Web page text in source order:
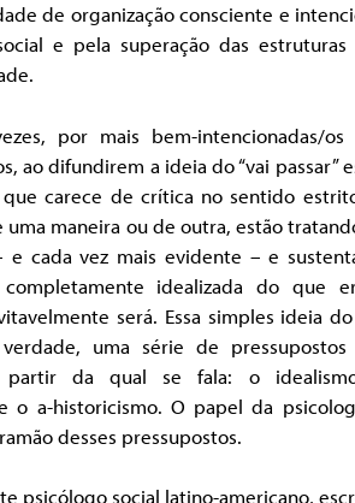
de organização consciente e
e pela superação das estruturas
por mais bem-intencionadas/os
ao difundirem a ideia do “vai passar”
carece de crítica no sentido
maneira ou de outra, estão
cada vez mais evidente – e
idealizada do que
será. Essa simples ideia do
uma série de pressupostos
partir da qual se fala: o
o a-historicismo. O papel da
desses pressupostos.
psicólogo social latino-americano,